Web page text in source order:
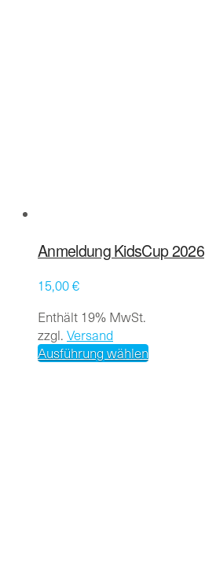
Anmeldung KidsCup 2026
15,00€
Enthält 19% MwSt.
zzgl. Versand
Ausführung wählenDieses